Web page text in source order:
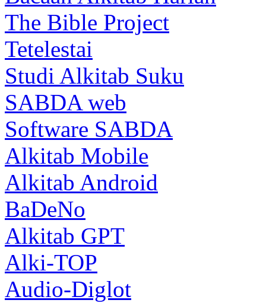
The Bible Project
Tetelestai
Studi Alkitab Suku
SABDA web
Software SABDA
Alkitab Mobile
Alkitab Android
BaDeNo
Alkitab GPT
Alki-TOP
Audio-Diglot